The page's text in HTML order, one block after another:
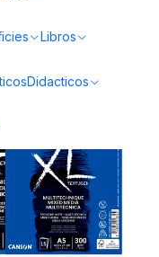
Libros
Didacticos